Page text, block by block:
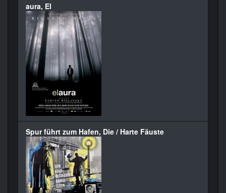
aura, El
Spur führt zum Hafen, Die / Harte Fäuste